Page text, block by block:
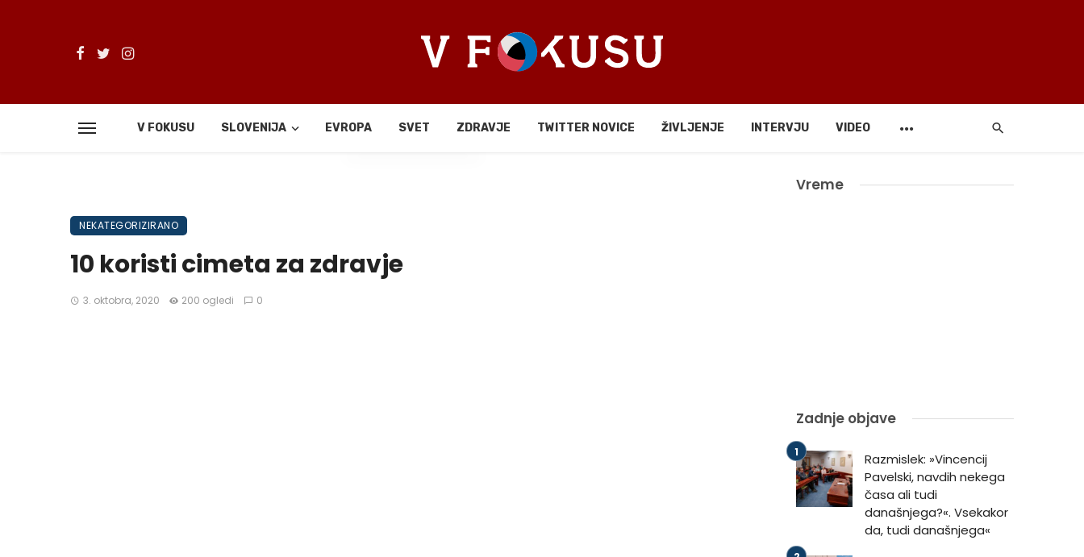
V FOKUSU SLOVENIJA EVROPA SVET ZDRAVJE TWITTER NOVICE ŽIVLJENJE INTERVJU VIDEO
Deli
NEKATEGORIZIRANO
10 koristi cimeta za zdravje
3. oktobra, 2020 200 ogledi 0
Vreme
Zadnje objave
Razmislek: »Vincencij
Pavelski, navdih nekega
časa ali tudi
današnjega?«. Vsekakor
da, tudi današnjega«